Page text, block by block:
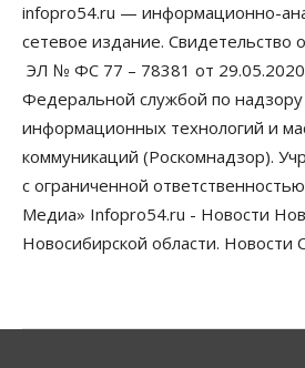
Власть
Режим ЧС ввели в Омской
06 Августа 2026, 12:15
Власть Общество
Новосибирск готовится к
Путина
06 Августа 2026, 12:05
Бизнес Недвижимость Общество
infopro54.ru — информационно-
сетевое издание. Свидетельство
ЭЛ № ФС 77 – 78381 от
Федеральной службой по надзору
информационных технологий и
коммуникаций (Роскомнадзор).
с ограниченной
Медиа» Infopro54.ru - Новости
Новосибирской области. Новости